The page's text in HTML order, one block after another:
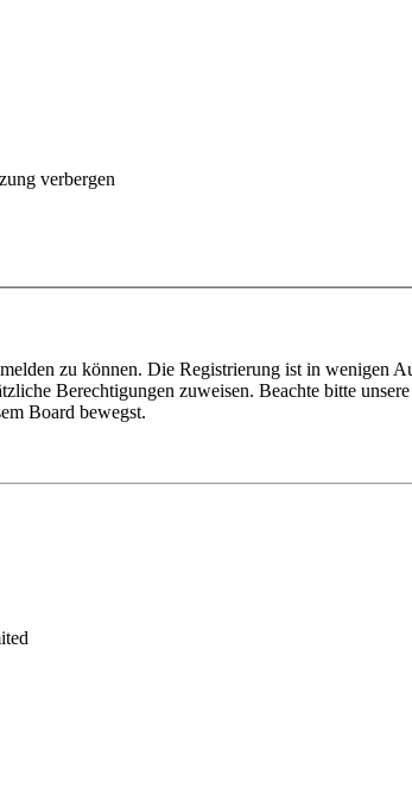
verbergen
zu können. Die Registrierung ist in
Berechtigungen zuweisen. Beachte bitte
Board bewegst.